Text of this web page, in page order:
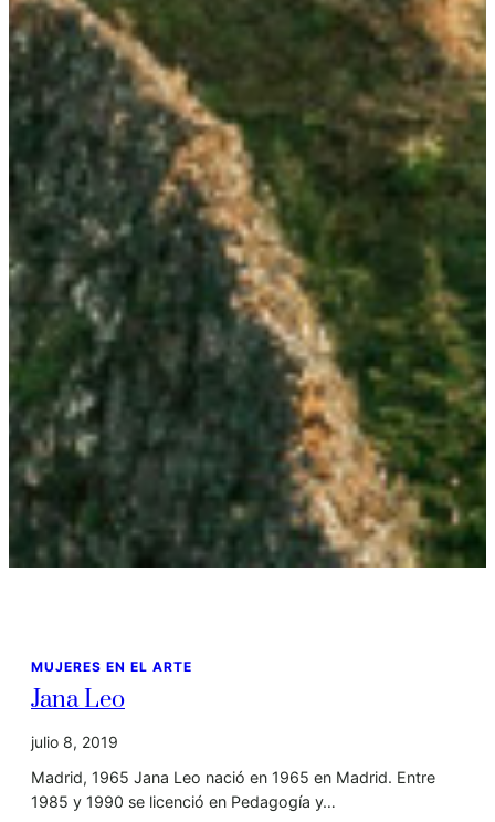
MUJERES EN EL ARTE
Jana Leo
julio 8, 2019
Madrid, 1965 Jana Leo nació en 1965 en Madrid. Entre
1985 y 1990 se licenció en Pedagogía y…